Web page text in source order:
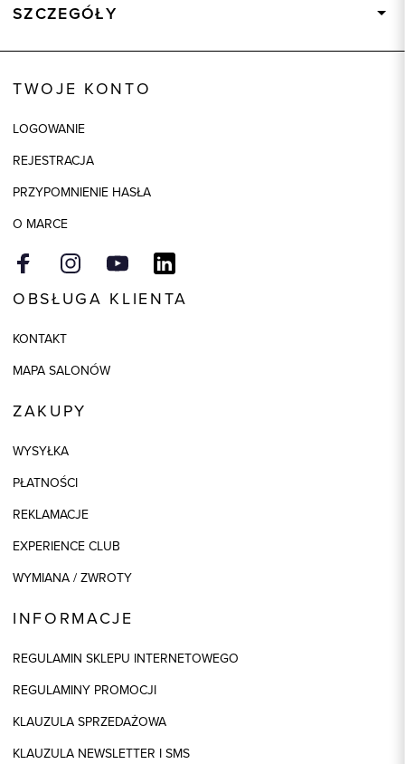
SZCZEGÓŁY
TWOJE KONTO
LOGOWANIE
REJESTRACJA
PRZYPOMNIENIE HASŁA
O MARCE
OBSŁUGA KLIENTA
KONTAKT
MAPA SALONÓW
ZAKUPY
WYSYŁKA
PŁATNOŚCI
REKLAMACJE
EXPERIENCE CLUB
WYMIANA / ZWROTY
INFORMACJE
REGULAMIN SKLEPU INTERNETOWEGO
REGULAMINY PROMOCJI
KLAUZULA SPRZEDAŻOWA
KLAUZULA NEWSLETTER I SMS